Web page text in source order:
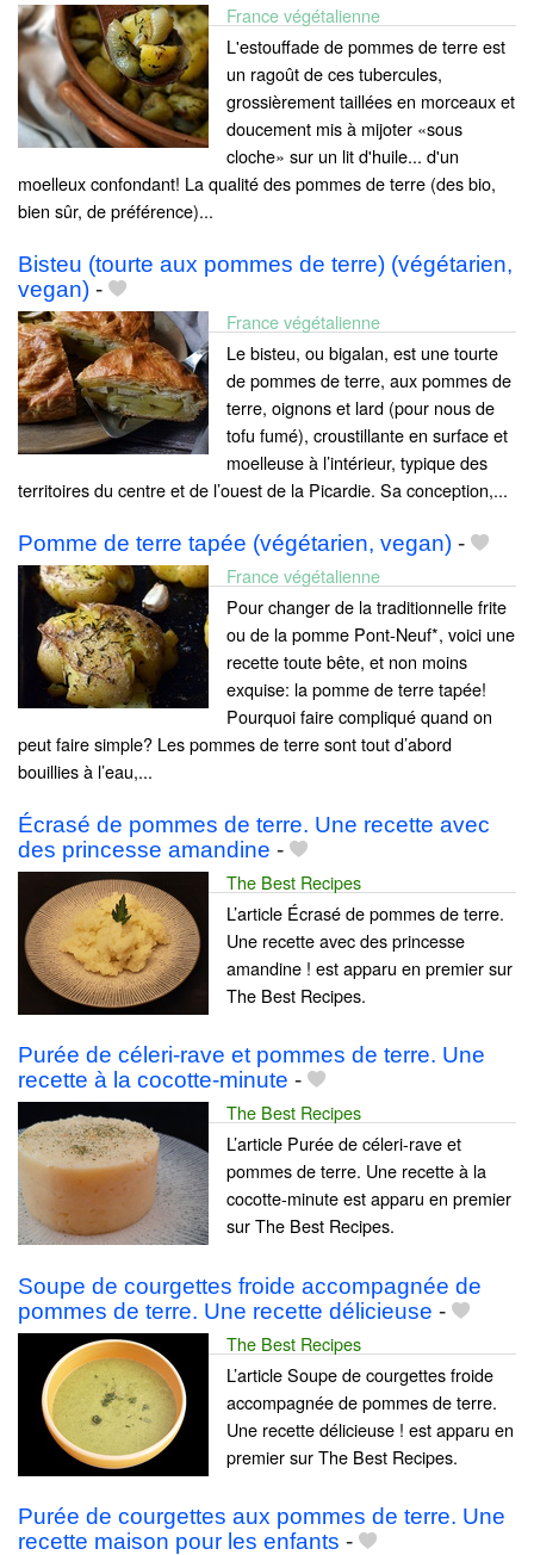
France végétalienne
L'estouffade de pommes de terre est
un ragoût de ces tubercules,
grossièrement taillées en morceaux et
doucement mis à mijoter «sous
cloche» sur un lit d'huile... d'un
moelleux confondant! La qualité des pommes de terre (des bio,
bien sûr, de préférence)...
Bisteu (tourte aux pommes de terre) (végétarien,
vegan) -
France végétalienne
Le bisteu, ou bigalan, est une tourte
de pommes de terre, aux pommes de
terre, oignons et lard (pour nous de
tofu fumé), croustillante en surface et
moelleuse à l’intérieur, typique des
territoires du centre et de l’ouest de la Picardie. Sa conception,...
Pomme de terre tapée (végétarien, vegan) -
France végétalienne
Pour changer de la traditionnelle frite
ou de la pomme Pont-Neuf*, voici une
recette toute bête, et non moins
exquise: la pomme de terre tapée!
Pourquoi faire compliqué quand on
peut faire simple? Les pommes de terre sont tout d’abord
bouillies à l’eau,...
Écrasé de pommes de terre. Une recette avec
des princesse amandine -
The Best Recipes
L’article Écrasé de pommes de terre.
Une recette avec des princesse
amandine ! est apparu en premier sur
The Best Recipes.
Purée de céleri-rave et pommes de terre. Une
recette à la cocotte-minute -
The Best Recipes
L’article Purée de céleri-rave et
pommes de terre. Une recette à la
cocotte-minute est apparu en premier
sur The Best Recipes.
Soupe de courgettes froide accompagnée de
pommes de terre. Une recette délicieuse -
The Best Recipes
L’article Soupe de courgettes froide
accompagnée de pommes de terre.
Une recette délicieuse ! est apparu en
premier sur The Best Recipes.
Purée de courgettes aux pommes de terre. Une
recette maison pour les enfants -